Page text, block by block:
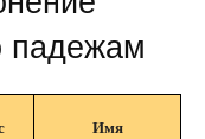
падежам
Имя